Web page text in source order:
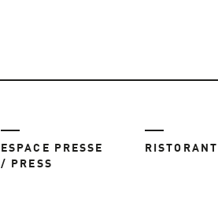
ESPACE PRESSE
/ PRESS
RISTORANTI